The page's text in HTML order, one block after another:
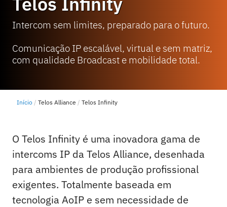
Intercom sem limites, preparado para o futuro.
Comunicação IP escalável, virtual e sem matriz,
com qualidade Broadcast e mobilidade total.
Início Telos Alliance Telos Infinity
O Telos Infinity é uma inovadora gama de
intercoms IP da Telos Alliance, desenhada
para ambientes de produção profissional
exigentes. Totalmente baseada em
tecnologia AoIP e sem necessidade de